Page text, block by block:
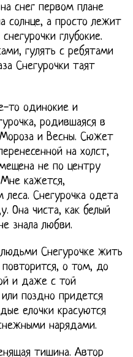
снег первом плане
солнце, а просто лежит
глубокие.
гулять с ребятами
Снегурочки таят
то одинокие и
родившаяся в
и Весны. Сюжет
на холст,
не по центру
Мне кажется,
леса. Снегурочка одета
Она чиста, как белый
знала любви.
Снегурочке жить
о том, до
и даже с той
поздно придется
елочки красуются
нарядами.
тишина. Автор